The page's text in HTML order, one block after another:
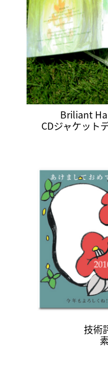
Briliant
CDジャケット
技術